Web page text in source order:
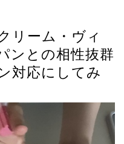
リーム・ヴィ
ンとの相性抜群
対応にしてみ